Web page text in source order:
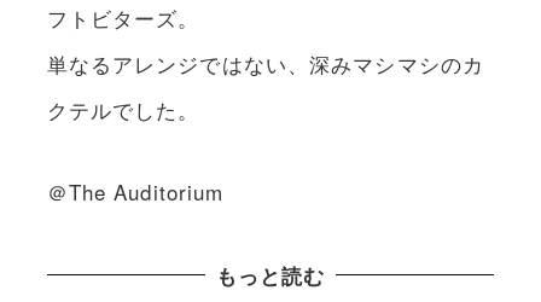
フトビターズ。
単なるアレンジではない、深みマシマシのカ
クテルでした。
＠The Auditorium
もっと読む